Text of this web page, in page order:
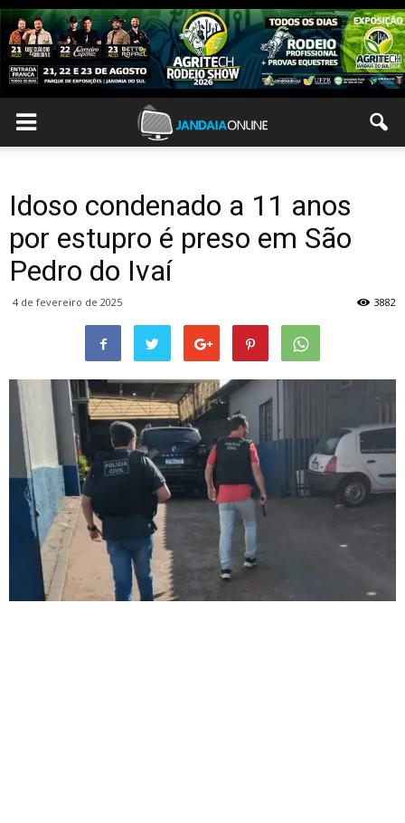
Idoso condenado a 11 anos
por estupro é preso em São
Pedro do Ivaí
4 de fevereiro de 2025 3882